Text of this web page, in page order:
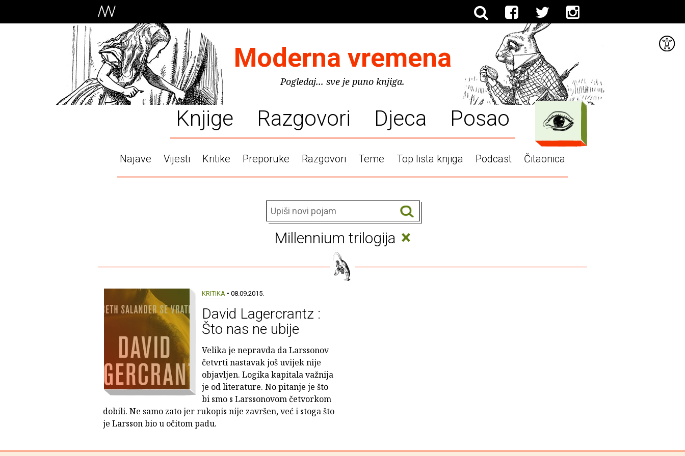
Moderna vremena
Pogledaj... sve je puno knjiga.
Knjige Razgovori Djeca Posao
Najave Vijesti Kritike Preporuke Razgovori Teme Top lista knjiga Podcast Čitaonica
Millennium trilogija ×
KRITIKA • 08.09.2015.
David Lagercrantz :
Što nas ne ubije
Velika je nepravda da Larssonov
četvrti nastavak još uvijek nije
objavljen. Logika kapitala važnija
je od literature. No pitanje je što
bi smo s Larssonovom četvorkom
dobili. Ne samo zato jer rukopis nije završen, već i stoga što
je Larsson bio u očitom padu.